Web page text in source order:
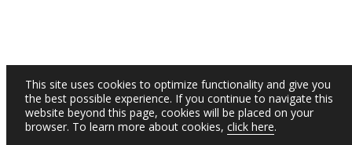
This site uses cookies to optimize functionality and give you
the best possible experience. If you continue to navigate this
website beyond this page, cookies will be placed on your
browser. To learn more about cookies, click here.